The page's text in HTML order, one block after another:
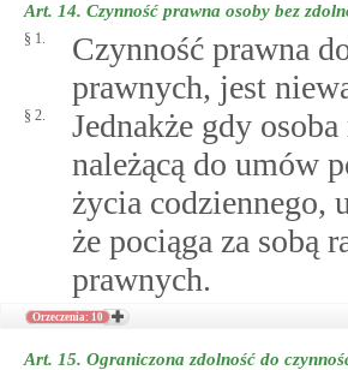
Art. 14. Czynność prawna osoby bez
§ 1.
Czynność prawna
prawnych, jest
§ 2.
Jednakże gdy
należącą do umów
życia codziennego,
że pociąga za sobą
prawnych.
Orzeczenia: 10
Art. 15. Ograniczona zdolność do